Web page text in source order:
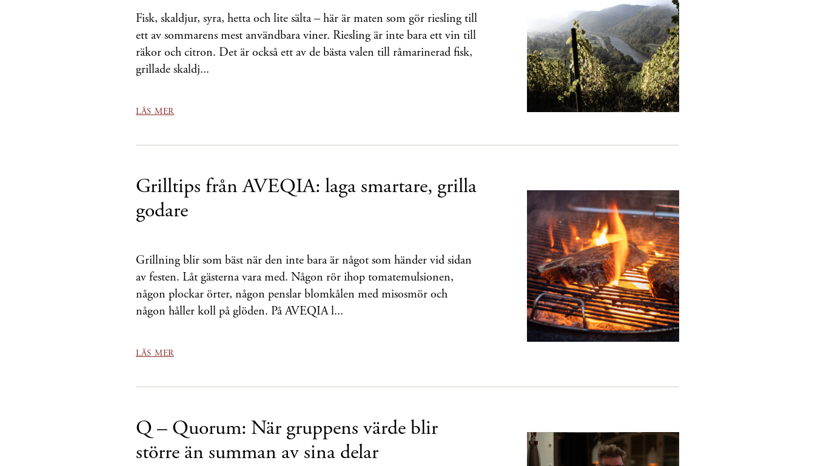
Fisk, skaldjur, syra, hetta och lite sälta – här är maten som gör riesling till
ett av sommarens mest användbara viner. Riesling är inte bara ett vin till
räkor och citron. Det är också ett av de bästa valen till råmarinerad fisk,
grillade skaldj...
LÄS MER
Grilltips från AVEQIA: laga smartare, grilla
godare
Grillning blir som bäst när den inte bara är något som händer vid sidan
av festen. Låt gästerna vara med. Någon rör ihop tomatemulsionen,
någon plockar örter, någon penslar blomkålen med misosmör och
någon håller koll på glöden. På AVEQIA l...
LÄS MER
Q – Quorum: När gruppens värde blir
större än summan av sina delar